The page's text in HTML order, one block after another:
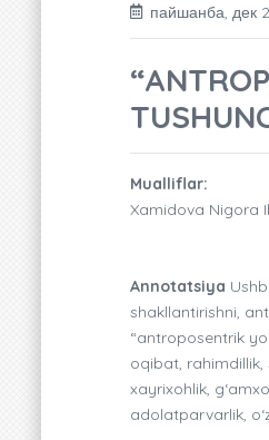
пайшанба,
Mualliflar:
Xamidova Nigora
Annotatsiya
shakllantirishni,
“antroposentrik
oqibat, rahimdillik,
xayrixohlik,
adolatparvarlik,